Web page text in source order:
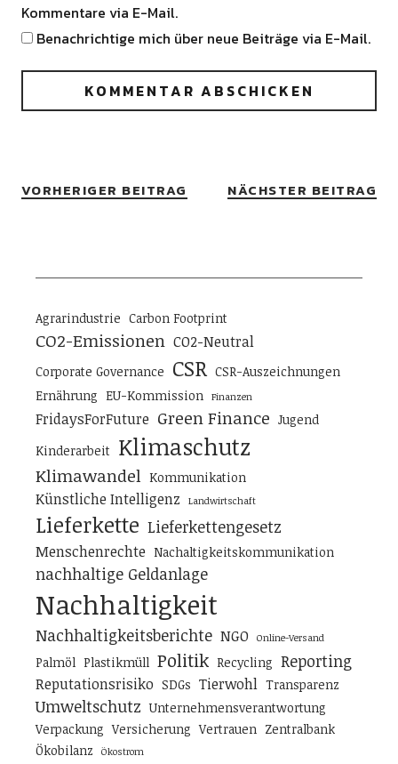
Kommentare via E-Mail.
Benachrichtige mich über neue Beiträge via E-Mail.
VORHERIGER BEITRAG NÄCHSTER BEITRAG
Agrarindustrie Carbon Footprint
CO2-Emissionen CO2-Neutral
Corporate Governance CSR CSR-Auszeichnungen
Ernährung EU-Kommission Finanzen
FridaysForFuture Green Finance Jugend
Kinderarbeit Klimaschutz
Klimawandel Kommunikation
Künstliche Intelligenz Landwirtschaft
Lieferkette Lieferkettengesetz
Menschenrechte Nachaltigkeitskommunikation
nachhaltige Geldanlage
Nachhaltigkeit
Nachhaltigkeitsberichte NGO Online-Versand
Palmöl Plastikmüll Politik Recycling Reporting
Reputationsrisiko SDGs Tierwohl Transparenz
Umweltschutz Unternehmensverantwortung
Verpackung Versicherung Vertrauen Zentralbank
Ökobilanz
Ökostrom